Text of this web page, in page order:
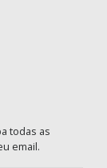
todas as
email.